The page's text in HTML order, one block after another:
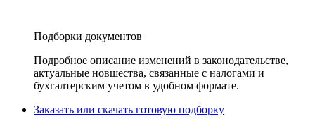
Подборки документов
Подробное описание изменений в законодательстве,
актуальные новшества, связанные с налогами и
бухгалтерским учетом в удобном формате.
Заказать или скачать готовую подборку